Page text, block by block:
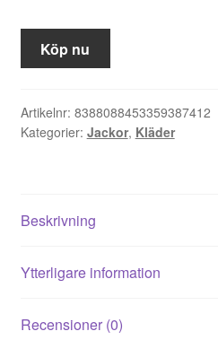
Köp nu
Artikelnr: 8388088453359387412
Kategorier: Jackor, Kläder
Beskrivning
Ytterligare information
Recensioner (0)